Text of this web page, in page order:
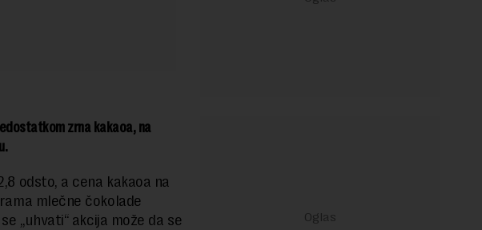
zrna kakaoa, na
odsto, a cena kakaoa na
mlečne čokolade
„uhvati“ akcija može da se